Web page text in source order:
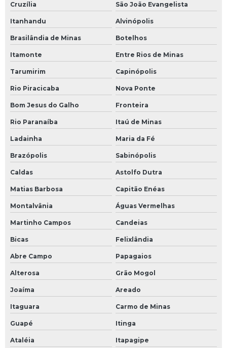
Cruzília São João Evangelista
Itanhandu Alvinópolis
Brasilândia de Minas Botelhos
Itamonte Entre Rios de Minas
Tarumirim Capinópolis
Rio Piracicaba Nova Ponte
Bom Jesus do Galho Fronteira
Rio Paranaíba Itaú de Minas
Ladainha Maria da Fé
Brazópolis Sabinópolis
Caldas Astolfo Dutra
Matias Barbosa Capitão Enéas
Montalvânia Águas Vermelhas
Martinho Campos Candeias
Bicas Felixlândia
Abre Campo Papagaios
Alterosa Grão Mogol
Joaíma Areado
Itaguara Carmo de Minas
Guapé Itinga
Ataléia Itapagipe